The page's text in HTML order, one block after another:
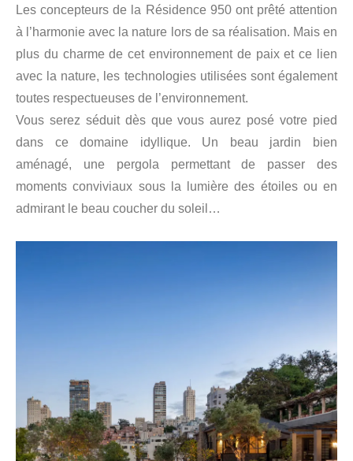
Les concepteurs de la Résidence 950 ont prêté attention
à l’harmonie avec la nature lors de sa réalisation. Mais en
plus du charme de cet environnement de paix et ce lien
avec la nature, les technologies utilisées sont également
toutes respectueuses de l’environnement.
Vous serez séduit dès que vous aurez posé votre pied
dans ce domaine idyllique. Un beau jardin bien
aménagé, une pergola permettant de passer des
moments conviviaux sous la lumière des étoiles ou en
admirant le beau coucher du soleil…